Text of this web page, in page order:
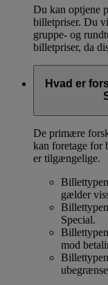
Du kan optjene
billetpriser. Du
gruppe- og
billetpriser, da
Hvad er
De primære
kan foretage for
er tilgængelige.
gælder
Special.
mod